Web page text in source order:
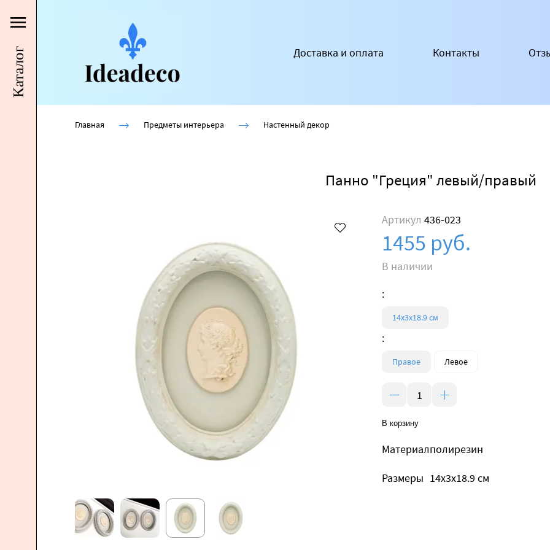
Доставка и оплата Контакты
Каталог
Главная Предметы интерьера Настенный декор
Панно "Греция" левый/правый
Артикул 436-023
1455 руб.
В наличии
:
14x3x18.9 см
:
Правое Левое
В корзину
Материалполирезин
Размеры 14x3x18.9 см